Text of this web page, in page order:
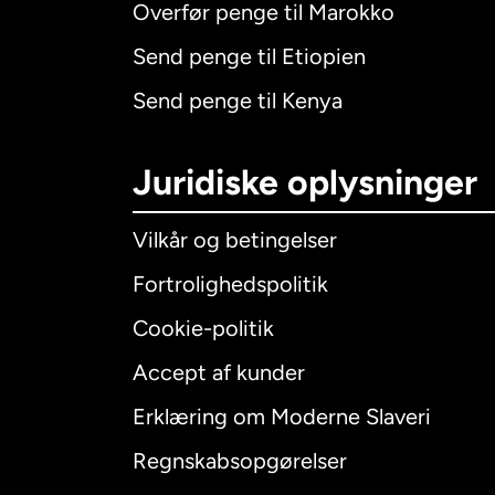
Overfør penge til Marokko
Send penge til Etiopien
Send penge til Kenya
Juridiske oplysninger
Vilkår og betingelser
Fortrolighedspolitik
Cookie-politik
Accept af kunder
Erklæring om Moderne Slaveri
Regnskabsopgørelser